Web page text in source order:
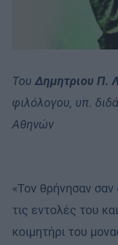
ΤουΔημητριου Π.
φιλόλογου, υπ.
Αθηνών
«Τον θρήνησαν
τις εντολές του
κοιμητήρι του